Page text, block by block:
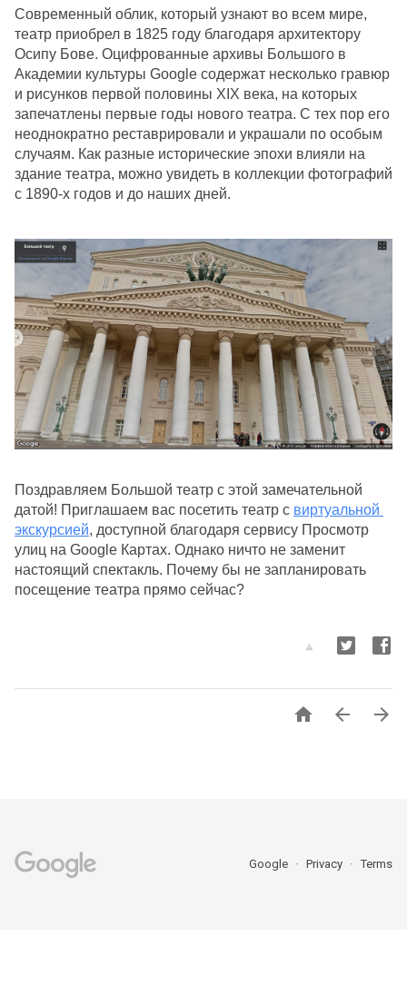
Современный облик, который узнают во всем мире,
театр приобрел в 1825 году благодаря архитектору
Осипу Бове. Оцифрованные архивы Большого в
Академии культуры Google содержат несколько гравюр
и рисунков первой половины XIX века, на которых
запечатлены первые годы нового театра. С тех пор его
неоднократно реставрировали и украшали по особым
случаям. Как разные исторические эпохи влияли на
здание театра, можно увидеть в коллекции фотографий
с 1890-х годов и до наших дней.
Поздравляем Большой театр с этой замечательной
датой! Приглашаем вас посетить театр с виртуальной
экскурсией, доступной благодаря сервису Просмотр
улиц на Google Картах. Однако ничто не заменит
настоящий спектакль. Почему бы не запланировать
посещение театра прямо сейчас?
  
Google Privacy Terms